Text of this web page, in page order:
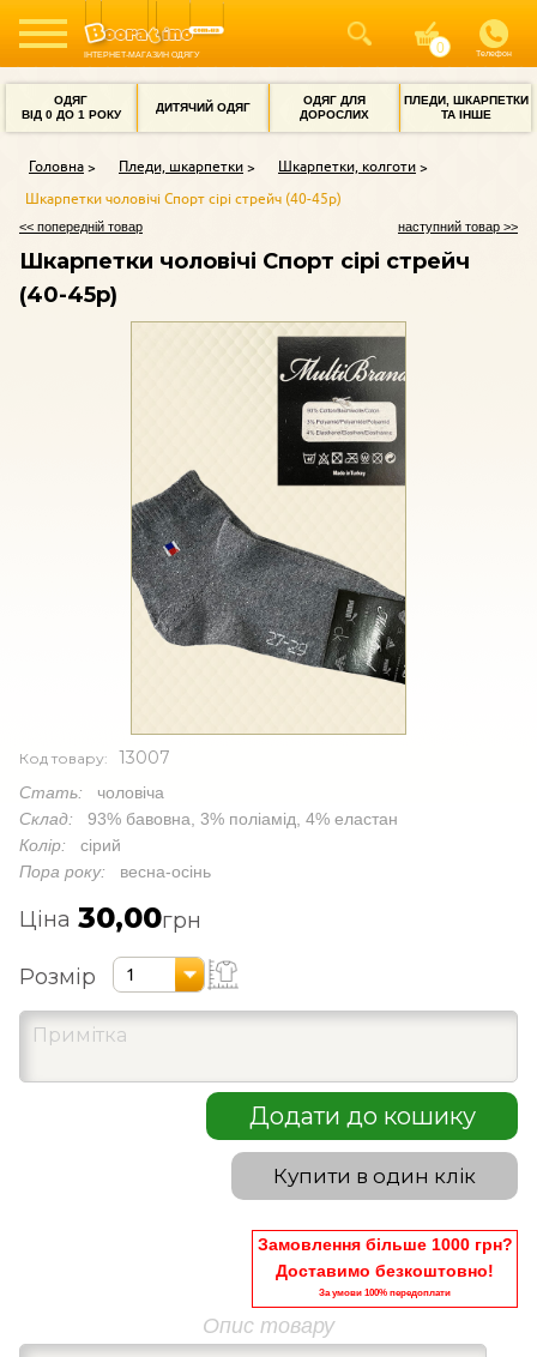
ІНТЕРНЕТ-МАГАЗИН ОДЯГУ Телефон
ОДЯГ
ВІД 0 ДО 1 РОКУ
ДИТЯЧИЙ ОДЯГ
ОДЯГ ДЛЯ
ДОРОСЛИХ
ПЛЕДИ, ШКАРПЕТКИ
ТА ІНШЕ
Головна Пледи, шкарпетки
Шкарпетки, колготи
Шкарпетки чоловічі Спорт сірі стрейч (40-45р)
<< попередній товар наступний товар >>
Шкарпетки чоловічі Спорт сірі стрейч
(40-45р)
Код товару: 13007
Стать: чоловіча
Склад: 93% бавовна, 3% поліамід, 4% еластан
Колір: сірий
Пора року: весна-осінь
Ціна 30,00грн
Розмір 1
Додати до кошику
Купити в один клік
Замовлення більше 1000 грн?
Доставимо безкоштовно!
За умови 100% передоплати
Опис товару